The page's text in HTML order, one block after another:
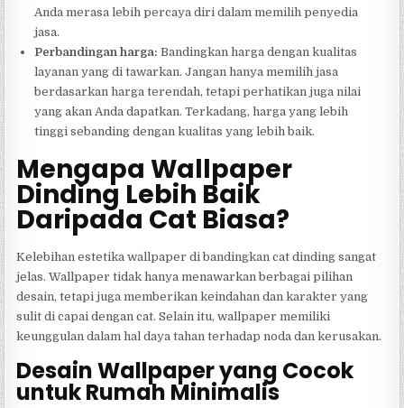
Anda merasa lebih percaya diri dalam memilih penyedia
jasa.
Perbandingan harga: Bandingkan harga dengan kualitas
layanan yang di tawarkan. Jangan hanya memilih jasa
berdasarkan harga terendah, tetapi perhatikan juga nilai
yang akan Anda dapatkan. Terkadang, harga yang lebih
tinggi sebanding dengan kualitas yang lebih baik.
Mengapa Wallpaper
Dinding Lebih Baik
Daripada Cat Biasa?
Kelebihan estetika wallpaper di bandingkan cat dinding sangat
jelas. Wallpaper tidak hanya menawarkan berbagai pilihan
desain, tetapi juga memberikan keindahan dan karakter yang
sulit di capai dengan cat. Selain itu, wallpaper memiliki
keunggulan dalam hal daya tahan terhadap noda dan kerusakan.
Desain Wallpaper yang Cocok
untuk Rumah Minimalis